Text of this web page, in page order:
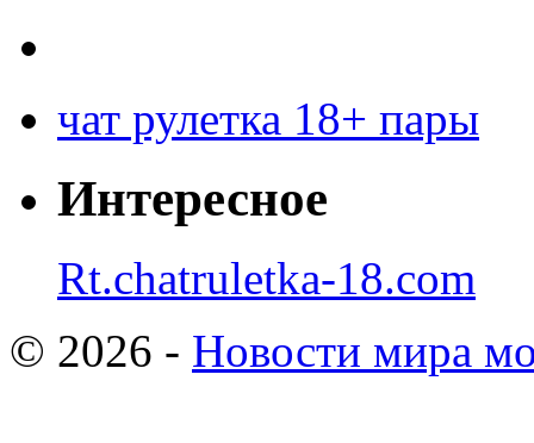
чат рулетка 18+ пары
Интересное
Rt.chatruletka-18.com
© 2026 - Новости мира